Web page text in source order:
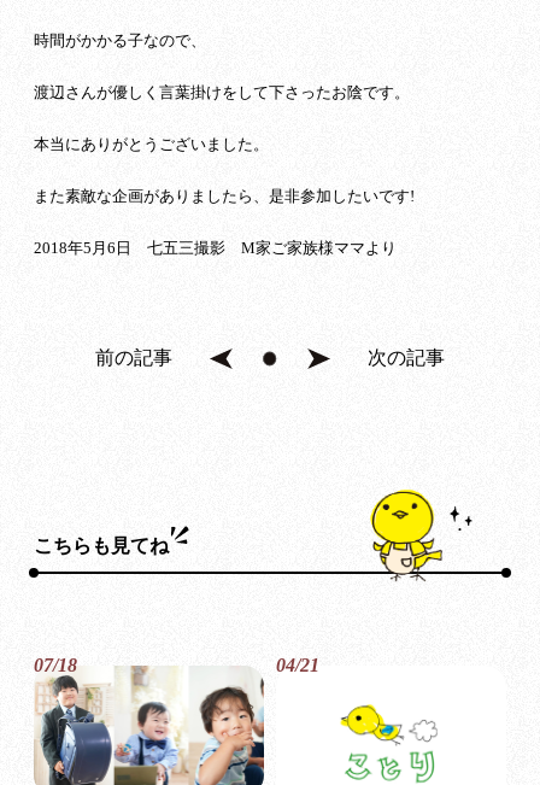
時間がかかる子なので、
渡辺さんが優しく言葉掛けをして下さったお陰です。
本当にありがとうございました。
また素敵な企画がありましたら、是非参加したいです!
2018年5月6日 七五三撮影 M家ご家族様ママより
前の記事 次の記事
こちらも見てね
07/18 04/21